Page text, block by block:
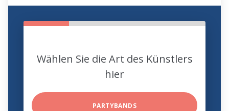
Wählen Sie die Art des Künstlers
hier
PARTYBANDS